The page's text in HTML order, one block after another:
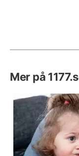
Mer på